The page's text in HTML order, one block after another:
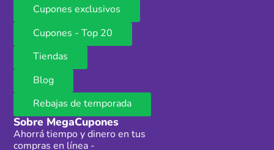
Cupones exclusivos
Cupones - Top 20
Tiendas
Blog
Rebajas de temporada
Sobre MegaCupones
Ahorrá tiempo y dinero en tus
compras en línea -